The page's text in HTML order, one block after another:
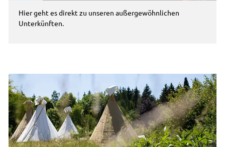
Hier geht es direkt zu unseren außergewöhnlichen
Unterkünften.